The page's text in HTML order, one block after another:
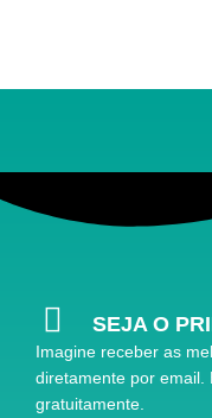
SEJA O
Imagine receber as
diretamente por email.
gratuitamente.